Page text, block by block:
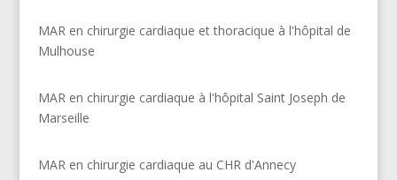
MAR en chirurgie cardiaque et thoracique à l'hôpital de
Mulhouse
MAR en chirurgie cardiaque à l'hôpital Saint Joseph de
Marseille
MAR en chirurgie cardiaque au CHR d'Annecy